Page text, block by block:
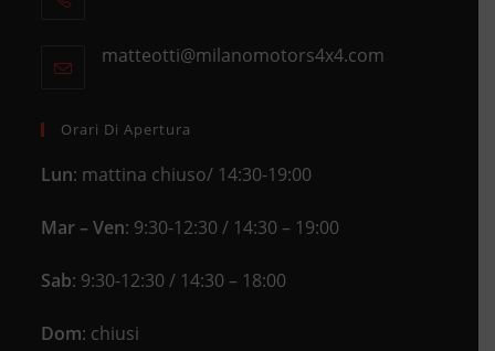
your
matteotti@milanomotors4x4.comOpens
Orari Di Apertura
Lun: mattina chiuso/ 14:30-19:00
Mar – Ven: 9:30-12:30 / 14:30 – 19:00
Sab: 9:30-12:30 / 14:30 – 18:00
Dom: chiusi